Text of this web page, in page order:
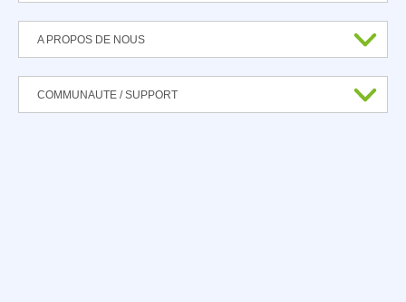
A PROPOS DE NOUS
COMMUNAUTE / SUPPORT